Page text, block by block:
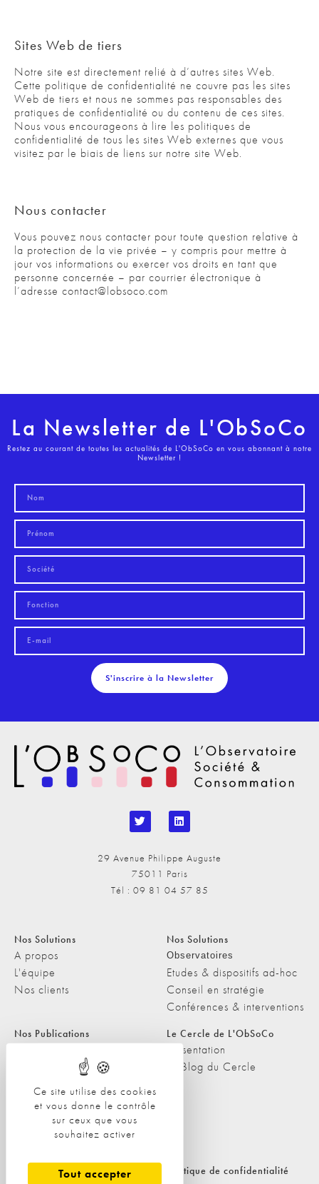
Ce site utilise des cookies
et vous donne le contrôle
sur ceux que vous
souhaitez activer
Tout accepter
Sites Web de tiers
Notre site est directement relié à d’autres sites Web.
Cette politique de confidentialité ne couvre pas les sites
Web de tiers et nous ne sommes pas responsables des
pratiques de confidentialité ou du contenu de ces sites.
Nous vous encourageons à lire les politiques de
confidentialité de tous les sites Web externes que vous
visitez par le biais de liens sur notre site Web.
Nous contacter
Vous pouvez nous contacter pour toute question relative à
la protection de la vie privée – y compris pour mettre à
jour vos informations ou exercer vos droits en tant que
personne concernée – par courrier électronique à
l’adresse contact@lobsoco.com
La Newsletter de L'ObSoCo
Restez au courant de toutes les actualités de L'ObSoCo en vous abonnant à notre
Newsletter !
S'inscrire à la Newsletter
29 Avenue Philippe Auguste
75011 Paris
Tél : 09 81 04 57 85
Nos Solutions
A propos
L'équipe
Nos clients
Nos Solutions
Observatoires
Etudes & dispositifs ad-hoc
Conseil en stratégie
Conférences & interventions
Nos Publications
Les Podcasts de L'ObSoCo
L'ObSoCo dans les médias
Le Cercle de L'ObSoCo
Présentation
Le Blog du Cercle
Contacts
Nous contacter
Politique de cookies Politique de confidentialité